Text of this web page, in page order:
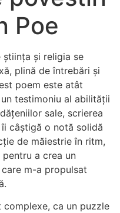
Poe
știința și religia se
plină de întrebări și
poem este atât
testimoniu al abilității
sale, scrierea
câștigă o notă solidă
de măiestrie în ritm,
a crea un
m-a propulsat
ca un puzzle